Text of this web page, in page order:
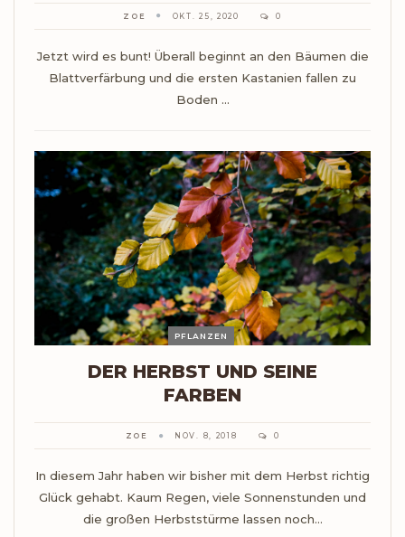
ZOE OKT. 25, 2020 0
Jetzt wird es bunt! Überall beginnt an den Bäumen die
Blattverfärbung und die ersten Kastanien fallen zu
Boden ...
PFLANZEN
DER HERBST UND SEINE
FARBEN
ZOE NOV. 8, 2018 0
In diesem Jahr haben wir bisher mit dem Herbst richtig
Glück gehabt. Kaum Regen, viele Sonnenstunden und
die großen Herbststürme lassen noch…